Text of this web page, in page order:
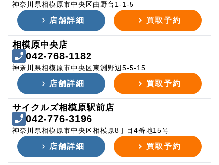
神奈川県相模原市中央区由野台1-1-5
店舗詳細 買取予約
相模原中央店
042-768-1182
神奈川県相模原市中央区東淵野辺5-5-15
店舗詳細 買取予約
サイクルズ相模原駅前店
042-776-3196
神奈川県相模原市中央区相模原8丁目4番地15号
店舗詳細 買取予約